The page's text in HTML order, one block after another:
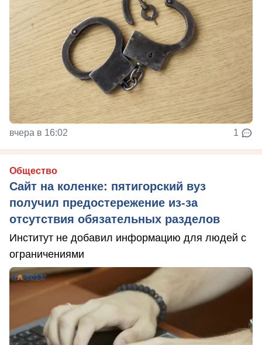
вчера в 16:02 1
Общество
Сайт на коленке: пятигорский вуз
получил предостережение из-за
отсутствия обязательных разделов
Институт не добавил информацию для людей с
ограничениями